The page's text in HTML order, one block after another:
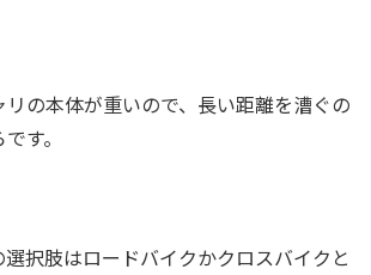
の本体が重いので、長い距離を漕ぐの
す。
択肢はロードバイクかクロスバイクと